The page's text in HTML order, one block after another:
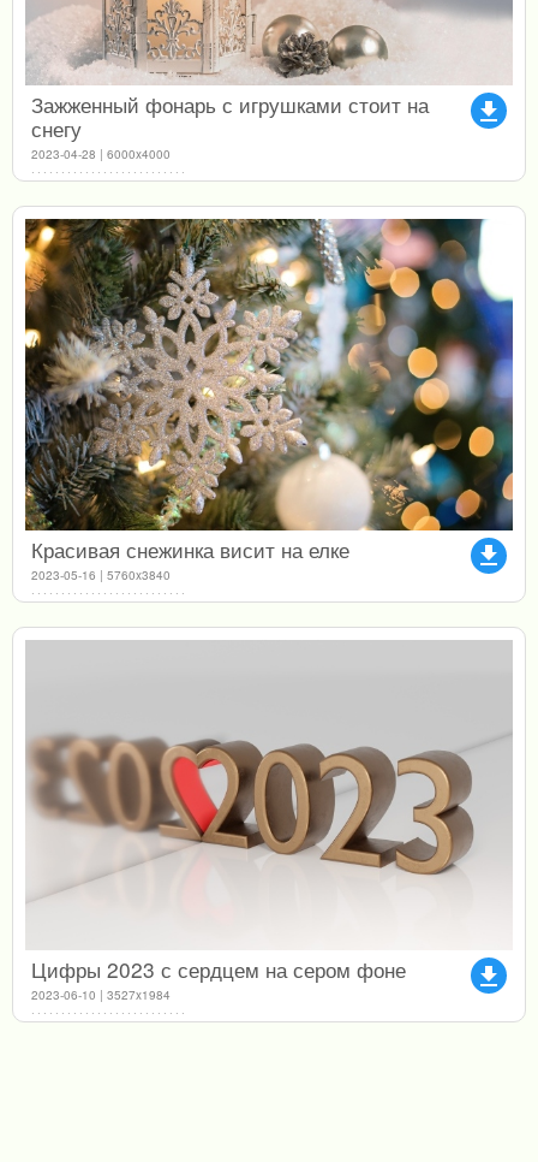
file_download
Зажженный фонарь с игрушками стоит на
снегу
2023-04-28 | 6000x4000
file_download
Красивая снежинка висит на елке
2023-05-16 | 5760x3840
file_download
Цифры 2023 с сердцем на сером фоне
2023-06-10 | 3527x1984